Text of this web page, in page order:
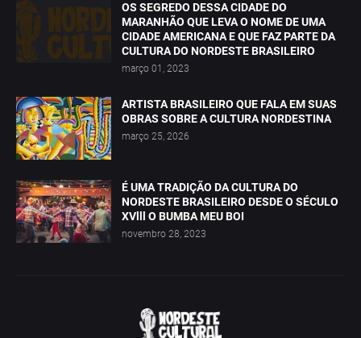
OS SEGREDO DESSA CIDADE DO
MARANHÃO QUE LEVA O NOME DE UMA
CIDADE AMERICANA E QUE FAZ PARTE DA
CULTURA DO NORDESTE BRASILEIRO
março 01, 2023
ARTISTA BRASILEIRO QUE FALA EM SUAS
OBRAS SOBRE A CULTURA NORDESTINA
março 25, 2026
É UMA TRADIÇÃO DA CULTURA DO
NORDESTE BRASILEIRO DESDE O SÉCULO
XVlll O BUMBA MEU BOI
novembro 28, 2023